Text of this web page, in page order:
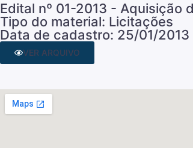
Edital nº 01-2013 - Aquisição
Tipo do material: Licitações
Data de cadastro: 25/01/2013
VER ARQUIVO